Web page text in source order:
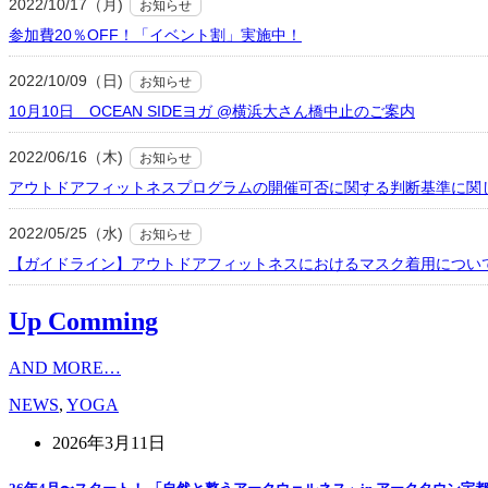
2022/10/17（月) お知らせ
参加費20％OFF！「イベント割」実施中！
2022/10/09（日) お知らせ
10月10日 OCEAN SIDEヨガ @横浜大さん橋中止のご案内
2022/06/16（木) お知らせ
アウトドアフィットネスプログラムの開催可否に関する判断基準に関
2022/05/25（水) お知らせ
【ガイドライン】アウトドアフィットネスにおけるマスク着用につい
Up Comming
AND MORE…
NEWS, YOGA
2026年3月11日